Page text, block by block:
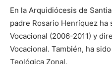
En la Arquidiócesis de
padre Rosario Henríquez
Vocacional (2006-2011) y
Vocacional. También, ha
Teológica Zonal.